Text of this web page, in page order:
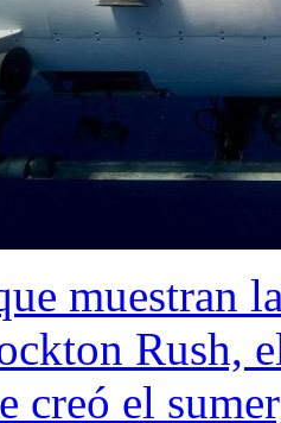
muestran
Rush,
creó el